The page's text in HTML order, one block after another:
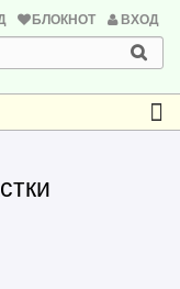
БЛОКНОТ ВХОД